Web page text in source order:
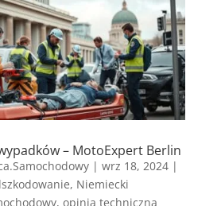
– MotoExpert Berlin
| wrz 18, 2024|
, Niemiecki
, opinia techniczna